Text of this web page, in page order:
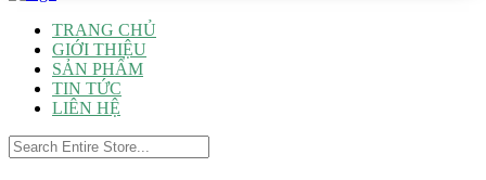
TRANG CHỦ
GIỚI THIỆU
SẢN PHẨM
TIN TỨC
LIÊN HỆ